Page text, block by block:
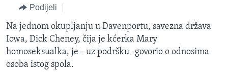
pretragu
SJEDINJENE AMERIČKE DRŽAVE
BOSNA I HERCEGOVINA
SVIJET
NAUKA I TEHNOLOGIJA
SPECIJALNI PROJEKTI
KORUPCIJA
SLOBODA MEDIJA
Podijeli
Na jednom okupljanju u Davenportu, savezna država
Iowa, Dick Cheney, čija je kćerka Mary
homoseksualka, je - uz podršku -govorio o odnosima
osoba istog spola.